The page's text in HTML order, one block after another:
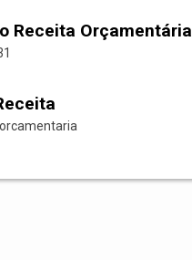
Receita Orçamentária